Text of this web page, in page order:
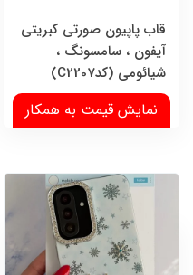
قاب پاپیون صورتی کبریتی
آیفون ، سامسونگ ،
شیائومی (کدC2207)
نمایش قیمت به همکار